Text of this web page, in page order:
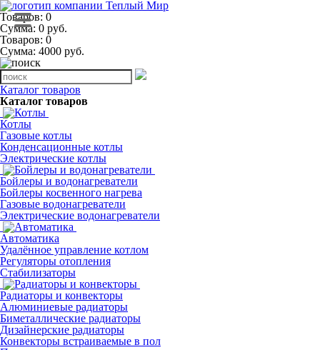
Товаров: 0
Сумма: 0 руб.
Товаров: 0
Сумма: 4000 руб.
Каталог товаров
Каталог товаров
Котлы
Газовые котлы
Конденсационные котлы
Электрические котлы
Бойлеры и водонагреватели
Бойлеры косвенного нагрева
Газовые водонагреватели
Электрические водонагреватели
Автоматика
Удалённое управление котлом
Регуляторы отопления
Стабилизаторы
Радиаторы и конвекторы
Алюминиевые радиаторы
Биметаллические радиаторы
Дизайнерские радиаторы
Конвекторы встраиваемые в пол